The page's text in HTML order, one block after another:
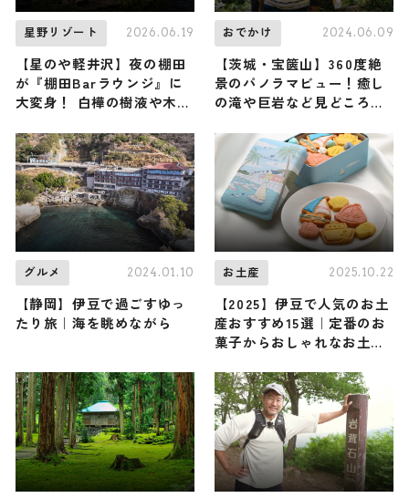
星野リゾート 2026.06.19
【星のや軽井沢】夜の棚田
が『棚田Barラウンジ』に
大変身！ 白樺の樹液や木々
「食べる森林浴」という新
感覚の涼体験を
おでかけ 2024.06.09
【茨城・宝篋山】360度絶
景のパノラマビュー！癒し
の滝や巨岩など見どころた
泰之が登頂！（登山で頂き
メシ！コラボ企画）
グルメ 2024.01.10
【静岡】伊豆で過ごすゆっ
たり旅｜海を眺めながら
お土産 2025.10.22
【2025】伊豆で人気のお土
産おすすめ15選｜定番のお
菓子からおしゃれなお土
紹介